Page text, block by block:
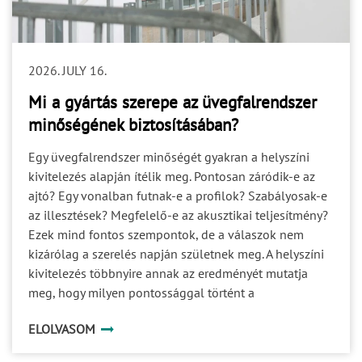
problémát. Gyakran csak akkor válik láthatóvá, amikor
egy döntésre már a gyártásnak vagy a kivitelezésnek
nem csupán a feladatok kiosztása, hanem a döntési és
jóváhagyási felelősségek egyértelmű rögzítése. 4. Az
ütemezés Egy helyes műszaki döntés is kockázatot
okozhat, ha túl későn születik meg. A tervezési,
jóváhagyási, gyártási, szállítási és kivitelezési folyamat
egymásra épül. Ha az egyik szakasz nyitott kérdéseket
ad tovább a következőnek, a bizonytalanság végigfut a
teljes ütemezésen. A gyártási idő önmagában ezért nem
írja le a projekt teljes időigényét. Figyelembe kell
venni: a szükséges műszaki egyeztetéseket; a
dokumentumok jóváhagyását; a helyszíni felmérést; a
fogadószerkezetek készültségét; a logisztikai és
Egy rendszer akkor megfelelő, ha nemcsak fizikailag
2026. JULY 16.
Mi a gyártás szerepe az üvegfalrendszer
minőségének biztosításában?
Egy üvegfalrendszer minőségét gyakran a helyszíni
kivitelezés alapján ítélik meg. Pontosan záródik-e az
ajtó? Egy vonalban futnak-e a profilok? Szabályosak-e
az illesztések? Megfelelő-e az akusztikai teljesítmény?
Ezek mind fontos szempontok, de a válaszok nem
kizárólag a szerelés napján születnek meg. A helyszíni
kivitelezés többnyire annak az eredményét mutatja
meg, hogy milyen pontossággal történt a
üvegek megrendelése és a különböző szereplők
ELOLVASOM